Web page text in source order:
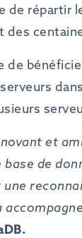
de répartir
des
de
et
base de
une